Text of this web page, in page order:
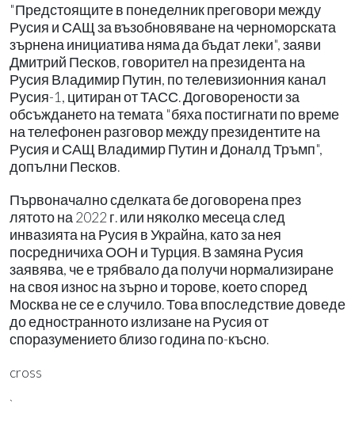
"Предстоящите в понеделник преговори между
Русия и САЩ за възобновяване на черноморската
зърнена инициатива няма да бъдат леки", заяви
Дмитрий Песков, говорител на президента на
Русия Владимир Путин, по телевизионния канал
Русия-1, цитиран от ТАСС. Договорености за
обсъждането на темата "бяха постигнати по време
на телефонен разговор между президентите на
Русия и САЩ Владимир Путин и Доналд Тръмп",
допълни Песков.
Първоначално сделката бе договорена през
лятото на 2022 г. или няколко месеца след
инвазията на Русия в Украйна, като за нея
посредничиха ООН и Турция. В замяна Русия
заявява, че е трябвало да получи нормализиране
на своя износ на зърно и торове, което според
Москва не се е случило. Това впоследствие доведе
до едностранното излизане на Русия от
споразумението близо година по-късно.
cross
`